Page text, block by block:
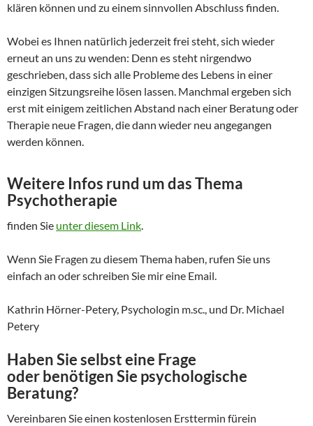
klären können und zu einem sinnvollen Abschluss finden.
Wobei es Ihnen natürlich jederzeit frei steht, sich wieder
erneut an uns zu wenden: Denn es steht nirgendwo
geschrieben, dass sich alle Probleme des Lebens in einer
einzigen Sitzungsreihe lösen lassen. Manchmal ergeben sich
erst mit einigem zeitlichen Abstand nach einer Beratung oder
Therapie neue Fragen, die dann wieder neu angegangen
werden können.
Weitere Infos rund um das Thema
Psychotherapie
finden Sie unter diesem Link.
Wenn Sie Fragen zu diesem Thema haben, rufen Sie uns
einfach an oder schreiben Sie mir eine Email.
Kathrin Hörner-Petery, Psychologin m.sc., und Dr. Michael
Petery
Haben Sie selbst eine Frage
oder benötigen Sie psychologische
Beratung?
Vereinbaren Sie einen kostenlosen Ersttermin fürein